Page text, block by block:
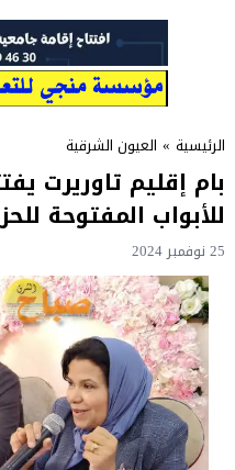
الرئيسية » العيون الشرقية
بام إقليم تاوريرت
للأبواب المفتوحة
25 نوفمبر 2024